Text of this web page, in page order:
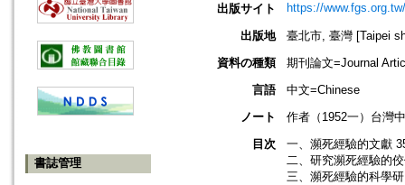
書誌管理
出版サイト
https://www.fgs.org.tw/
出版地
臺北市, 臺灣 [Taipei
資料の種類
期刊論文=Journal
言語
中文=Chinese
ノート
作者（1952一）台灣
目次
一、瀕死經驗的文獻
二、研究瀕死經驗的
三、瀕死經驗的科學